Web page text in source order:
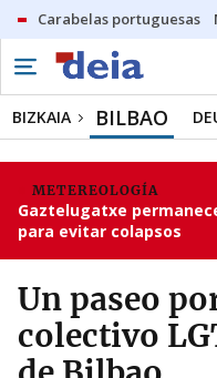
Carabelas portuguesas
BIZKAIA BILBAO
METEREOLOGÍA
Gaztelugatxe
para evitar colapsos
Un paseo
colectivo